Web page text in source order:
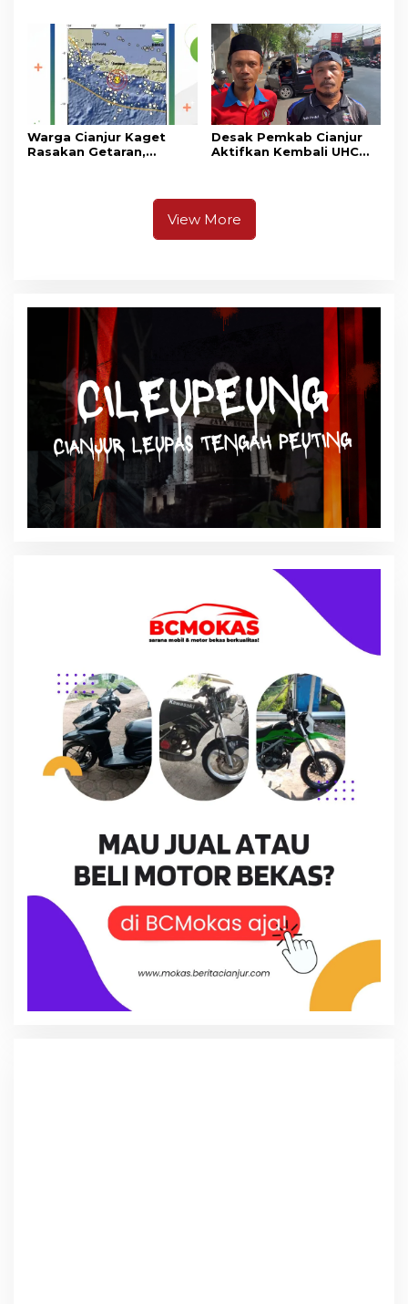
Warga Cianjur Kaget
Rasakan Getaran,
Desak Pemkab Cianjur
Aktifkan Kembali UHC
View More